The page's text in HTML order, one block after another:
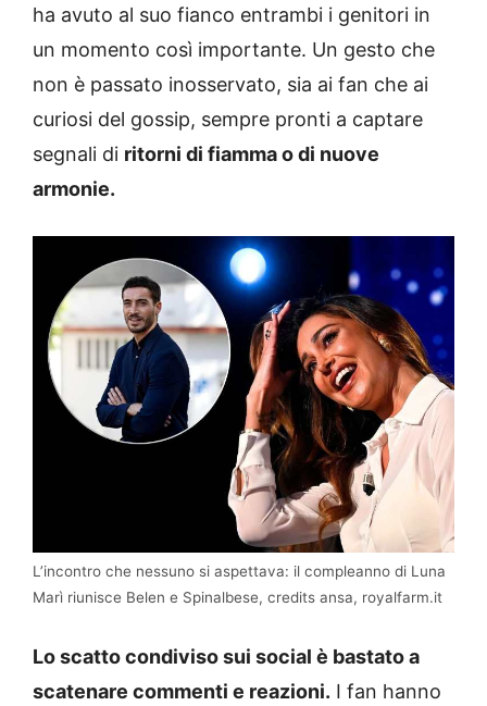
ha avuto al suo fianco entrambi i genitori in
un momento così importante. Un gesto che
non è passato inosservato, sia ai fan che ai
curiosi del gossip, sempre pronti a captare
segnali di ritorni di fiamma o di nuove
armonie.
L’incontro che nessuno si aspettava: il compleanno di Luna
Marì riunisce Belen e Spinalbese, credits ansa, royalfarm.it
Lo scatto condiviso sui social è bastato a
scatenare commenti e reazioni. I fan hanno